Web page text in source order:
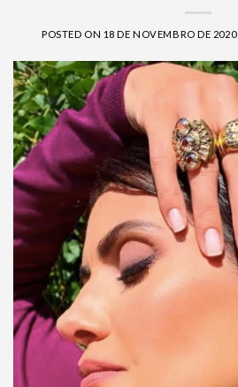
POSTED ON 18 DE NOVEMBRO DE 2020